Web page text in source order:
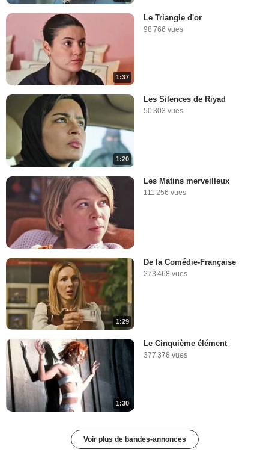
1:37
Le Triangle d'or
98 766 vues
1:20
Les Silences de Riyad
50 303 vues
Les Matins merveilleux
111 256 vues
1:29
De la Comédie-Française
273 468 vues
1:30
Le Cinquième élément
377 378 vues
Voir plus de bandes-annonces